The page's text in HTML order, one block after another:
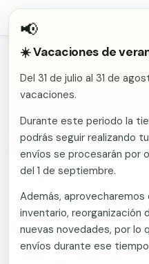
📢
☀️ Vacaciones de
Del 31 de julio al 31 de
vacaciones.
Durante este periodo la
podrás seguir realizando
envíos se procesarán por
del 1 de septiembre.
Además,
inventario, reorganización
nuevas novedades, por lo
envíos durante ese
Malla ganadera
Malla simple torsión
Malla triple torsión
Panel malla H.
Puerta abatible
Puerta acceso
Poste malla simple
Alambre de espino
Alambre liso
Malla ocultación 70
Vallas metálicas y
Vallas
fincas en
Fabricante en Murcia
(Las Palmas). Vallas
mallas, postes, puertas
de humedad y
galvanización y
sin